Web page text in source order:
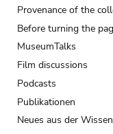
Provenance of the
Before turning the
MuseumTalks
Film discussions
Podcasts
Publikationen
Neues aus der